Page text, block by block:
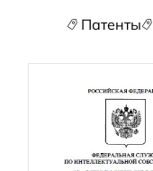
Патенты